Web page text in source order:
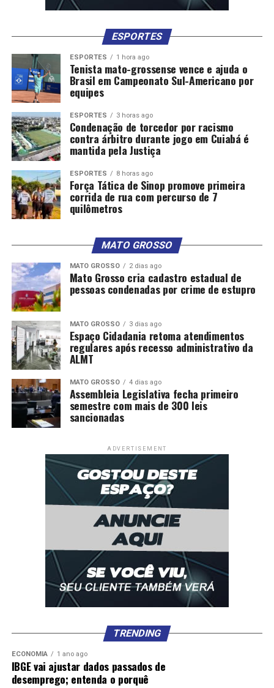
ESPORTES
ESPORTES 1 hora ago
Tenista mato-grossense vence e ajuda o
Brasil em Campeonato Sul-Americano por
equipes
ESPORTES 3 horas ago
Condenação de torcedor por racismo
contra árbitro durante jogo em Cuiabá é
mantida pela Justiça
ESPORTES 8 horas ago
Força Tática de Sinop promove primeira
corrida de rua com percurso de 7
quilômetros
MATO GROSSO
MATO GROSSO 2 dias ago
Mato Grosso cria cadastro estadual de
pessoas condenadas por crime de estupro
MATO GROSSO 3 dias ago
Espaço Cidadania retoma atendimentos
regulares após recesso administrativo da
ALMT
MATO GROSSO 4 dias ago
Assembleia Legislativa fecha primeiro
semestre com mais de 300 leis
sancionadas
ADVERTISEMENT
TRENDING
ECONOMIA 1 ano ago
IBGE vai ajustar dados passados de
desemprego; entenda o porquê